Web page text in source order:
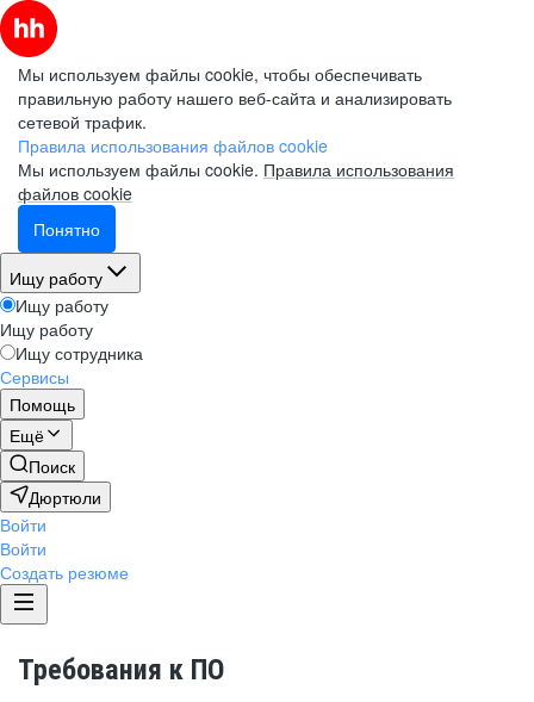
Мы используем файлы cookie, чтобы обеспечивать
правильную работу нашего веб-сайта и анализировать
сетевой трафик.
Правила использования файлов cookie
Мы используем файлы cookie. Правила использования
файлов cookie
Понятно
Ищу работу
Ищу работу
Ищу работу
Ищу сотрудника
Сервисы
Помощь
Ещё
Поиск
Дюртюли
Войти
Войти
Создать резюме
Требования к ПО